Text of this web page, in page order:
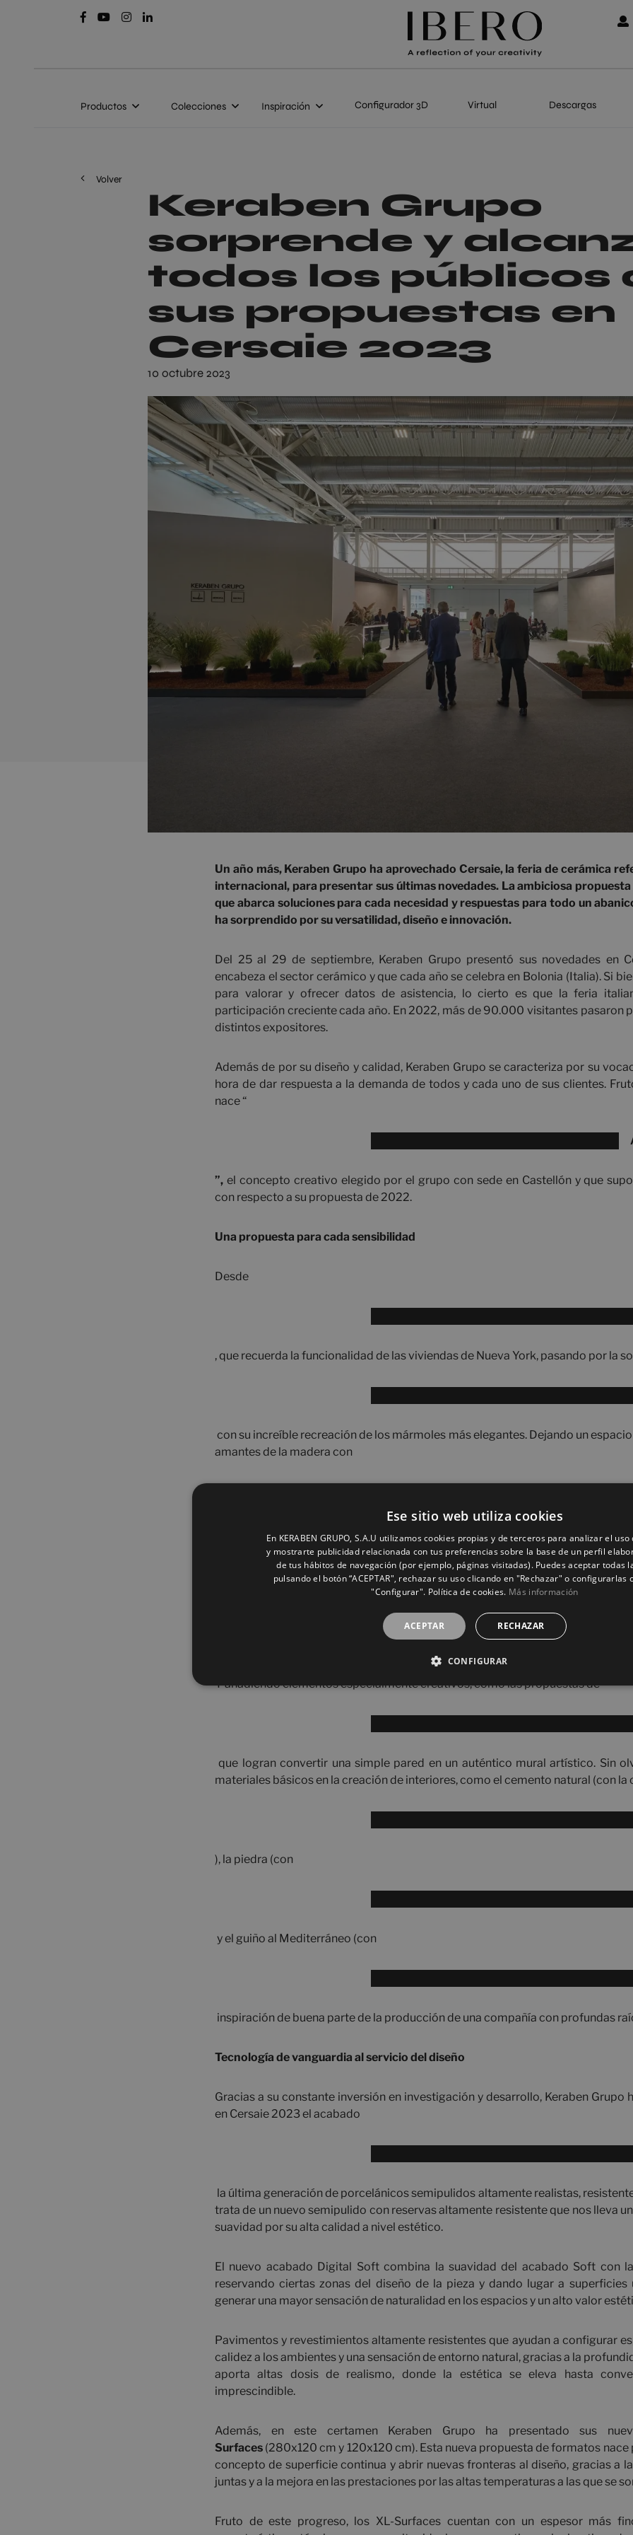
Productos Colecciones Inspiración Configurador 3D Virtual Descargas
Volver
Keraben Grupo
sorprende y
todos los públicos
sus propuestas en
Cersaie 2023
10 octubre 2023
Un año más, Keraben Grupo ha aprovechado Cersaie, la feria de cerámica
internacional, para presentar sus últimas novedades. La ambiciosa
que abarca soluciones para cada necesidad y respuestas para todo un
ha sorprendido por su versatilidad, diseño e innovación.
Del 25 al 29 de septiembre, Keraben Grupo presentó sus novedades en
encabeza el sector cerámico y que cada año se celebra en Bolonia (Italia). Si
para valorar y ofrecer datos de asistencia, lo cierto es que la feria
participación creciente cada año. En 2022, más de 90.000 visitantes pasaron
distintos expositores.
Además de por su diseño y calidad, Keraben Grupo se caracteriza por su
hora de dar respuesta a la demanda de todos y cada uno de sus clientes.
nace “
”, el concepto creativo elegido por el grupo con sede en Castellón y que
con respecto a su propuesta de 2022.
Una propuesta para cada sensibilidad
Desde
, que recuerda la funcionalidad de las viviendas de Nueva York, pasando por la
con su increíble recreación de los mármoles más elegantes. Dejando un
amantes de la madera con
perder la fidelidad a materiales tradicionales, como el barro cocido a mano,
Y añadiendo elementos especialmente creativos, como las propuestas de
que logran convertir una simple pared en un auténtico mural artístico. Sin
materiales básicos en la creación de interiores, como el cemento natural (con la
), la piedra (con
y el guiño al Mediterráneo (con
inspiración de buena parte de la producción de una compañía con profundas
Tecnología de vanguardia al servicio del diseño
Gracias a su constante inversión en investigación y desarrollo, Keraben Grupo
en Cersaie 2023 el acabado
la última generación de porcelánicos semipulidos altamente realistas,
trata de un nuevo semipulido con reservas altamente resistente que nos lleva
suavidad por su alta calidad a nivel estético.
El nuevo acabado Digital Soft combina la suavidad del acabado Soft con
reservando ciertas zonas del diseño de la pieza y dando lugar a superficies
generar una mayor sensación de naturalidad en los espacios y un alto valor
Pavimentos y revestimientos altamente resistentes que ayudan a configurar
calidez a los ambientes y una sensación de entorno natural, gracias a la
aporta altas dosis de realismo, donde la estética se eleva hasta
imprescindible.
Además, en este certamen Keraben Grupo ha presentado sus
Surfaces (280x120 cm y 120x120 cm). Esta nueva propuesta de formatos nace
concepto de superficie continua y abrir nuevas fronteras al diseño, gracias a
juntas y a la mejora en las prestaciones por las altas temperaturas a las que se
Fruto de este progreso, los XL-Surfaces cuentan con un espesor más
Ese sitio web utiliza cookies
En KERABEN GRUPO, S.A.U utilizamos cookies propias y de terceros para analizar el
y mostrarte publicidad relacionada con tus preferencias sobre la base de un perfil
de tus hábitos de navegación (por ejemplo, páginas visitadas). Puedes aceptar todas
pulsando el botón “ACEPTAR", rechazar su uso clicando en "Rechazar" o configurarlas
"Configurar". Política de cookies. Más información
ACEPTAR RECHAZAR
CONFIGURAR